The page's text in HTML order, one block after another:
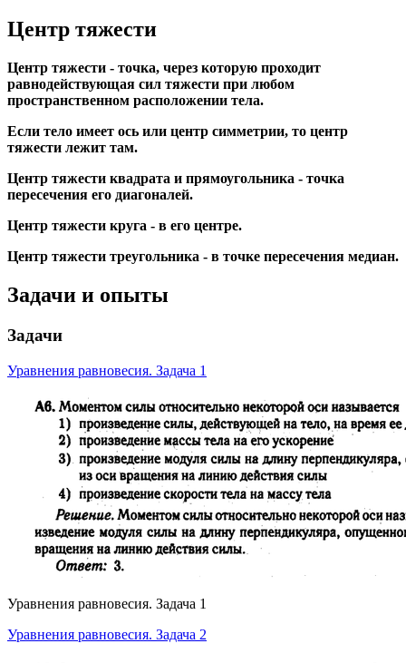
Центр тяжести
Центр тяжести - точка, через которую проходит
равнодействующая сил тяжести при любом
пространственном расположении тела.
Если тело имеет ось или центр симметрии, то центр
тяжести лежит там.
Центр тяжести квадрата и прямоугольника - точка
пересечения его диагоналей.
Центр тяжести круга - в его центре.
Центр тяжести треугольника - в точке пересечения медиан.
Задачи и опыты
Задачи
Уравнения равновесия. Задача 1
Уравнения равновесия. Задача 1
Уравнения равновесия. Задача 2